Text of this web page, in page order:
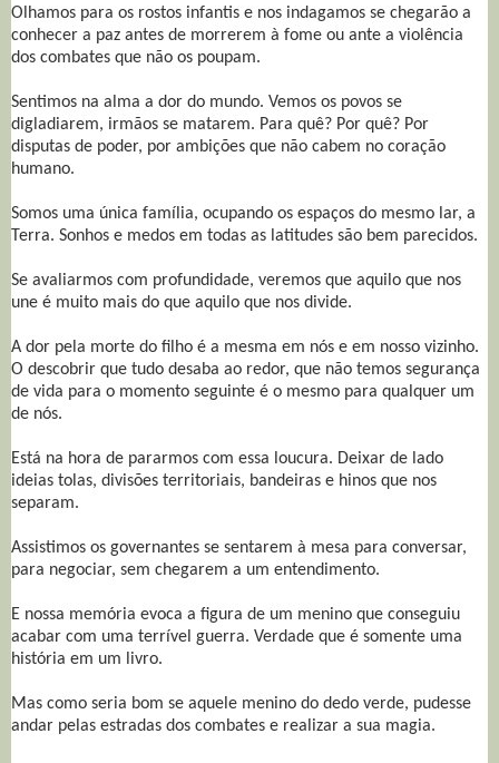
Olhamos para os rostos infantis e nos indagamos se chegarão a
conhecer a paz antes de morrerem à fome ou ante a violência
dos combates que não os poupam.
Sentimos na alma a dor do mundo. Vemos os povos se
digladiarem, irmãos se matarem. Para quê? Por quê? Por
disputas de poder, por ambições que não cabem no coração
humano.
Somos uma única família, ocupando os espaços do mesmo lar, a
Terra. Sonhos e medos em todas as latitudes são bem parecidos.
Se avaliarmos com profundidade, veremos que aquilo que nos
une é muito mais do que aquilo que nos divide.
A dor pela morte do filho é a mesma em nós e em nosso vizinho.
O descobrir que tudo desaba ao redor, que não temos segurança
de vida para o momento seguinte é o mesmo para qualquer um
de nós.
Está na hora de pararmos com essa loucura. Deixar de lado
ideias tolas, divisões territoriais, bandeiras e hinos que nos
separam.
Assistimos os governantes se sentarem à mesa para conversar,
para negociar, sem chegarem a um entendimento.
E nossa memória evoca a figura de um menino que conseguiu
acabar com uma terrível guerra. Verdade que é somente uma
história em um livro.
Mas como seria bom se aquele menino do dedo verde, pudesse
andar pelas estradas dos combates e realizar a sua magia.